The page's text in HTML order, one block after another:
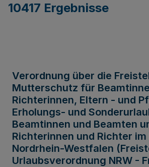
10417 Ergebnisse
Verordnung über die
Mutterschutz für
Richterinnen, Eltern - und
Erholungs- und
Beamtinnen und Beamten
Richterinnen und Richter im
Nordrhein-Westfalen
Urlaubsverordnung NRW -